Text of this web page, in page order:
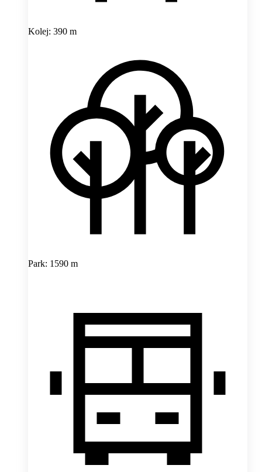
Kolej: 390 m
Park: 1590 m